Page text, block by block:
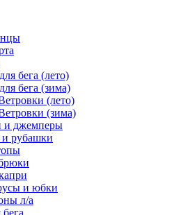
бега (лето)
бега (зима)
(лето)
(зима)
и джемперы
рубашки
и юбки
л/а